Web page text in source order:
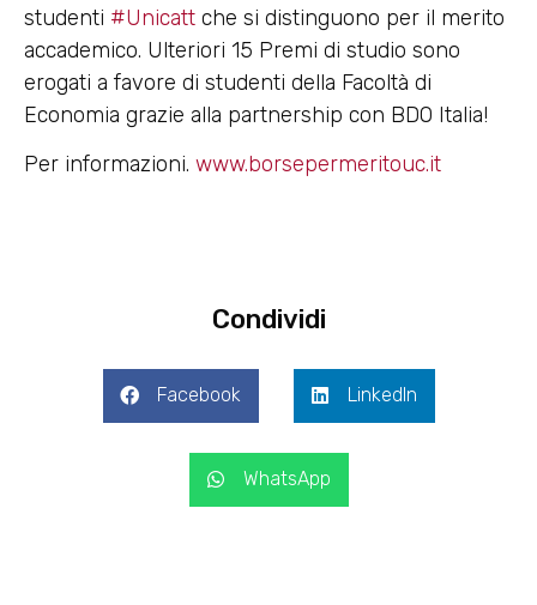
studenti #Unicatt che si distinguono per il merito
accademico. Ulteriori 15 Premi di studio sono
erogati a favore di studenti della Facoltà di
Economia grazie alla partnership con BDO Italia!
Per informazioni. www.borsepermeritouc.it
Condividi
Facebook LinkedIn
WhatsApp